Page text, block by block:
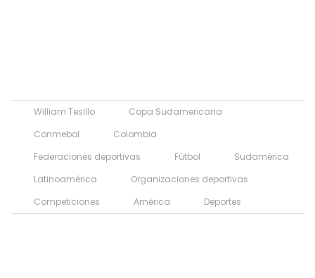
William Tesillo
Copa Sudamericana
Conmebol
Colombia
Federaciones deportivas
Fútbol
Sudamérica
Latinoamérica
Organizaciones deportivas
Competiciones
América Deportes